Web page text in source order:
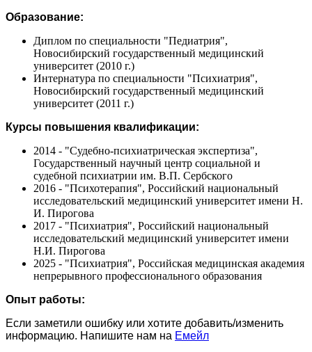
Образование:
Диплом по специальности "Педиатрия",
Новосибирский государственный медицинский
университет (2010 г.)
Интернатура по специальности "Психиатрия",
Новосибирский государственный медицинский
университет (2011 г.)
Курсы повышения квалификации:
2014 - "Судебно-психиатрическая экспертиза",
Государственный научный центр социальной и
судебной психиатрии им. В.П. Сербского
2016 - "Психотерапия", Российский национальный
исследовательский медицинский университет имени Н.
И. Пирогова
2017 - "Психиатрия", Российский национальный
исследовательский медицинский университет имени
Н.И. Пирогова
2025 - "Психиатрия", Российская медицинская академия
непрерывного профессионального образования
Опыт работы:
Если заметили ошибку или хотите добавить/изменить
информацию. Напишите нам на Емейл